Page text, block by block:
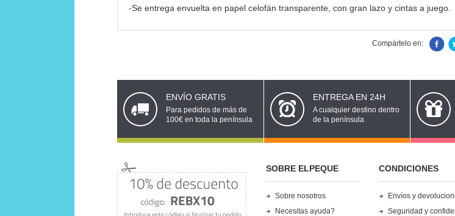
-Se entrega envuelta en papel celofán transparente, con gran lazo y cintas a juego.
Compártelo en:
ENVÍO GRATIS
Para pedidos de más de
100€ en toda la península
ENTREGA EN 24H
A cualquier destino dentro
de la península
SOBRE ELPEQUE
Sobre nosotros
Necesitas ayuda?
CONDICIONES
Envíos y
Seguridad y